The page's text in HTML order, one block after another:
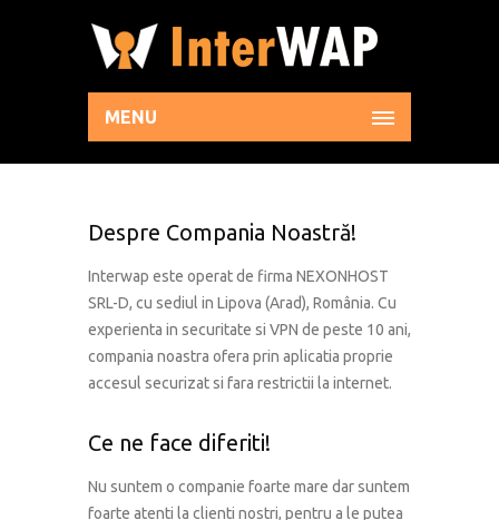
MENU
Despre Compania Noastră!
Interwap este operat de firma NEXONHOST
SRL-D, cu sediul in Lipova (Arad), România. Cu
experienta in securitate si VPN de peste 10 ani,
compania noastra ofera prin aplicatia proprie
accesul securizat si fara restrictii la internet.
Ce ne face diferiti!
Nu suntem o companie foarte mare dar suntem
foarte atenti la clienti nostri, pentru a le putea